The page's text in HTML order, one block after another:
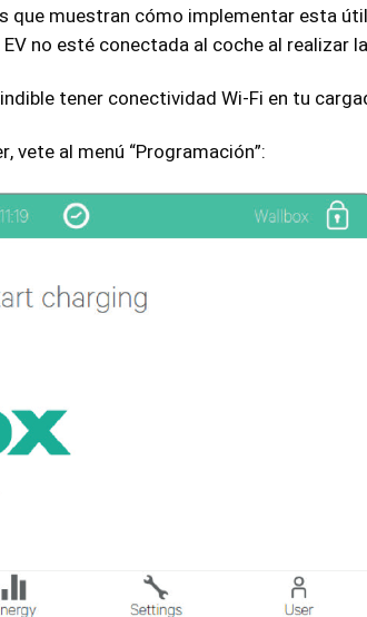
muestran cómo implementar esta
no esté conectada al coche al realizar
tener conectividad Wi-Fi en tu
vete al menú “Programación”: